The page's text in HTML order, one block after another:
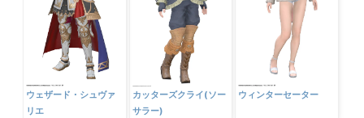
ウェザード・シュヴァ
リエ
カッターズクライ(ソー
サラー)
ウィンターセーター